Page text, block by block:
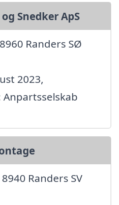
Snedker ApS
Randers SØ
2023,
Randers SV